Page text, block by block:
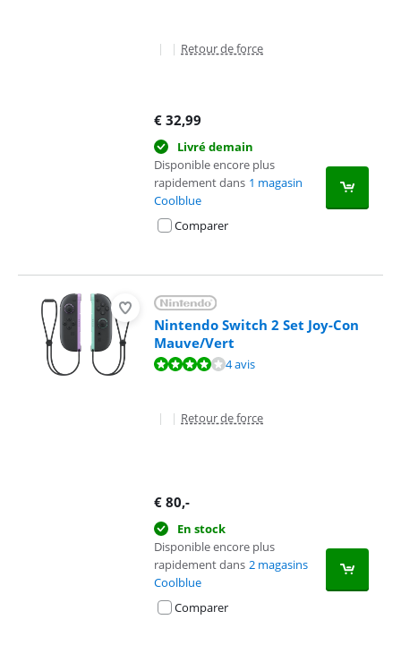
| | Retour de force
€ 32,99
Livré demain
Disponible encore plus
rapidement dans 1 magasin
Coolblue
Comparer
Nintendo Switch 2 Set Joy-Con
Mauve/Vert
La note est de 8,3 sur 10, basée sur 4 avis.4 avis
| | Retour de force
€ 80,-
En stock
Disponible encore plus
rapidement dans 2 magasins
Coolblue
Comparer